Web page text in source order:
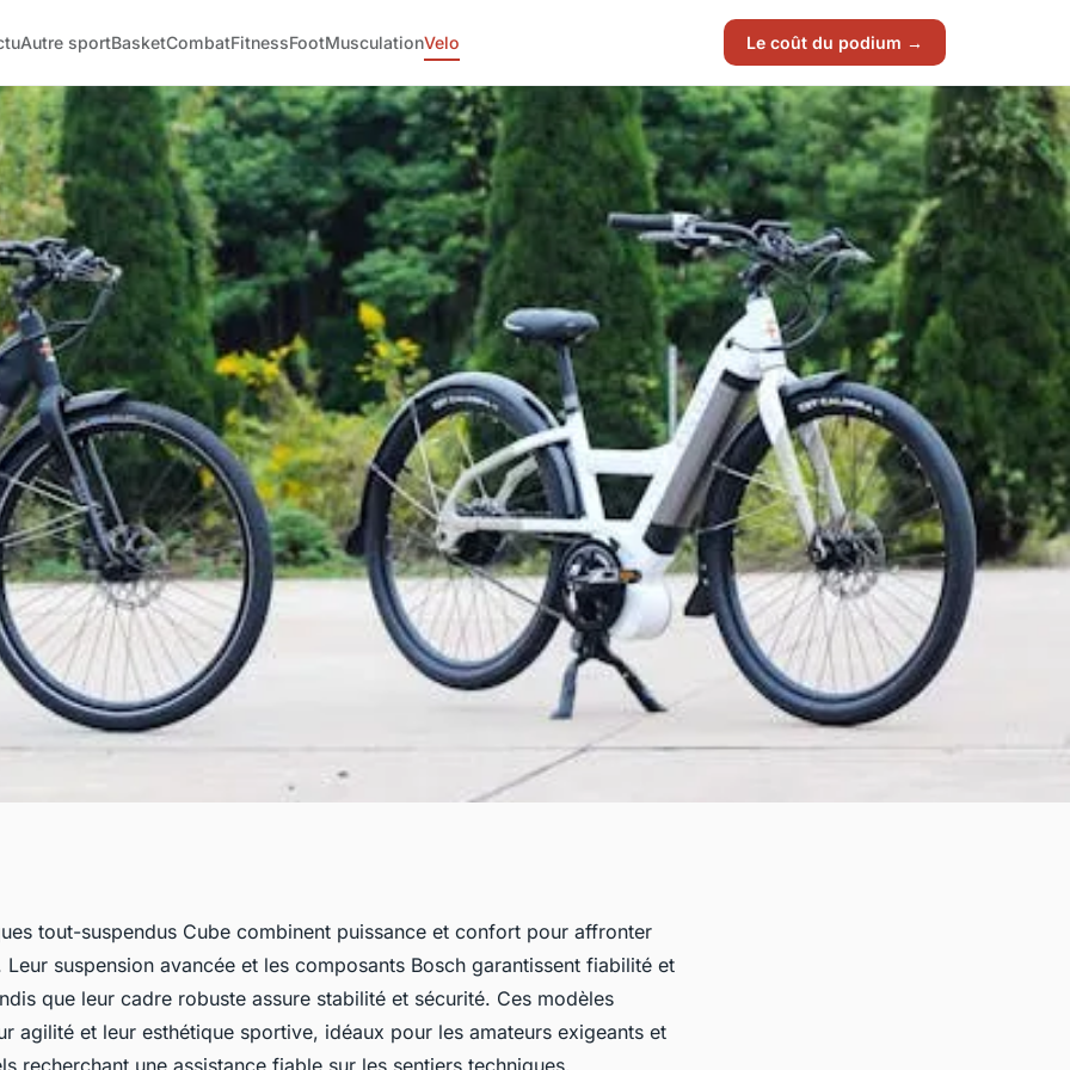
Autre sportBasketCombatFitnessFootMusculationVelo Le coût du podium →
tout-suspendus
tout-suspendus Cube combinent puissance et confort pour affronter
Leur suspension avancée et les composants Bosch garantissent fiabilité et
que leur cadre robuste assure stabilité et sécurité. Ces modèles
agilité et leur esthétique sportive, idéaux pour les amateurs exigeants et
recherchant une assistance fiable sur les sentiers techniques.